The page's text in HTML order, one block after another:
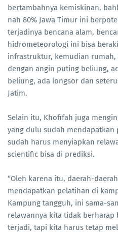
bertambahnya kemiskinan,
nah 80% Jawa Timur ini
terjadinya bencana alam,
hidrometeorologi ini bisa
infrastruktur, kemudian
dengan angin puting beliung,
beliung, ada longsor dan
Jatim.
Selain itu, Khofifah juga
yang dulu sudah mendapatkan
sudah harus menyiapkan
scientific bisa di prediksi.
“Oleh karena itu, daerah-
mendapatkan pelatihan di
Kampung tangguh, ini sama-
relawannya kita tidak berharap
terjadi, tapi kita harus tetap